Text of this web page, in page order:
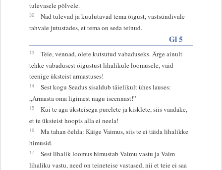
tulevasele põlvele.
32
Nad tulevad ja kuulutavad tema õigust, vastsündivale
rahvale jutustades, et tema on seda teinud.
Gl 5
13
Teie, vennad, olete kutsutud vabaduseks. Ärge ainult
tehke vabadusest õigustust lihalikule loomusele, vaid
teenige üksteist armastuses!
14
Sest kogu Seadus sisaldub täielikult ühes lauses:
„Armasta oma ligimest nagu iseennast!”
15
Kui te aga üksteisega purelete ja kisklete, siis vaadake,
et te üksteist hoopis alla ei neela!
16
Ma tahan öelda: Käige Vaimus, siis te ei täida lihalikke
himusid.
17
Sest lihalik loomus himustab Vaimu vastu ja Vaim
lihaliku vastu, need on teineteise vastased, nii et teie ei saa